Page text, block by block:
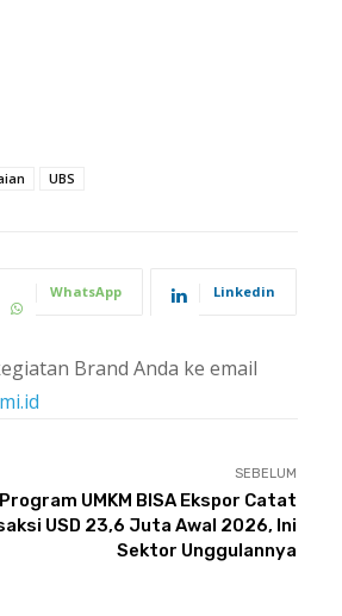
UBS
WhatsApp Linkedin
Brand Anda ke email
SEBELUM
Program UMKM BISA Ekspor Catat
USD 23,6 Juta Awal 2026, Ini
Sektor Unggulannya